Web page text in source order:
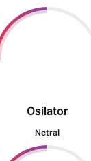
Osilator
Netral